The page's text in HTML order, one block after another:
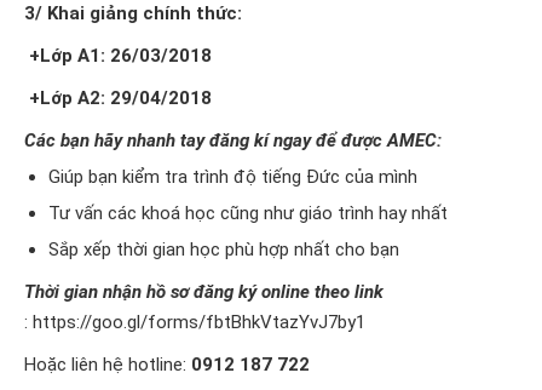
3/ Khai giảng chính thức:
+Lớp A1: 26/03/2018
+Lớp A2: 29/04/2018
Các bạn hãy nhanh tay đăng kí ngay để được AMEC:
Giúp bạn kiểm tra trình độ tiếng Đức của mình
Tư vấn các khoá học cũng như giáo trình hay nhất
Sắp xếp thời gian học phù hợp nhất cho bạn
Thời gian nhận hồ sơ đăng ký online theo link
: https://goo.gl/forms/fbtBhkVtazYvJ7by1
Hoặc liên hệ hotline: 0912 187 722